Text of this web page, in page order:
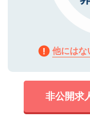
他にはな
非公開求